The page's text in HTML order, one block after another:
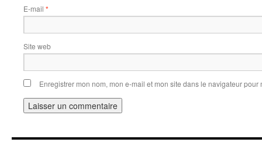
E-mail *
Site web
Enregistrer mon nom, mon e-mail et mon site dans le navigateur